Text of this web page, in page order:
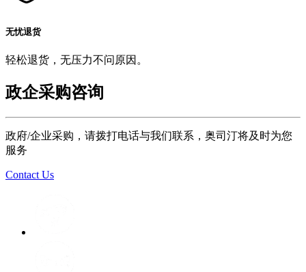
无忧退货
轻松退货，无压力不问原因。
政企采购咨询
政府/企业采购，请拨打电话与我们联系，奥司汀将及时为您
服务
Contact Us